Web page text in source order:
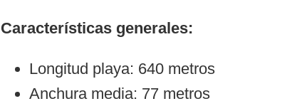
Características generales:
Longitud playa: 640 metros
Anchura media: 77 metros